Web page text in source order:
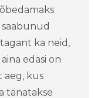
ka neid,
edasi on
aeg, kus
tänatakse